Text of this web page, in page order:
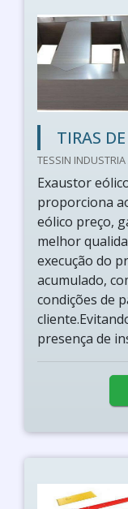
TIRAS
TESSIN
Exaustor
proporciona
eólico preço,
melhor
execução do
acumulado,
condições de
presença de